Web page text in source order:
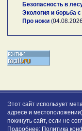
Безопасность в
Экология и борьба
Про ножи (
Этот сайт использует
адресе и
покинуть сайт, если не
Подробнее: Политика